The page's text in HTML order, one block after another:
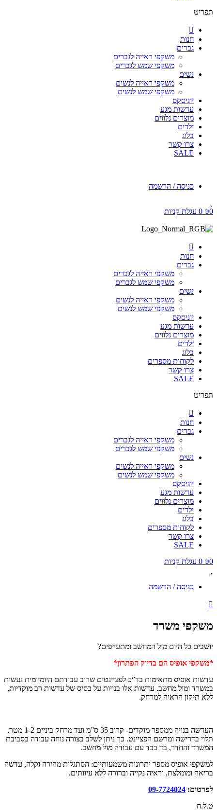
תפריט
חנות
גברים
משקפי ראייה לגברים
משקפי שמש לגברים
נשים
משקפי ראייה לנשים
משקפי שמש לנשים
יוניסקס
עדשות מגע
מוצרים נלווים
ילדים
בלוג
צרו קשר
SALE
כניסה / הרשמה
₪0
0 עגלת קניות
חנות
גברים
משקפי ראייה לגברים
משקפי שמש לגברים
נשים
משקפי ראייה לנשים
משקפי שמש לנשים
יוניסקס
עדשות מגע
מוצרים נלווים
ילדים
בלוג
לקוחות מספרים
צרו קשר
SALE
תפריט
חנות
גברים
משקפי ראייה לגברים
משקפי שמש לגברים
נשים
משקפי ראייה לנשים
משקפי שמש לנשים
יוניסקס
עדשות מגע
מוצרים נלווים
ילדים
בלוג
לקוחות מספרים
צרו קשר
SALE
₪0
0 עגלת קניות
כניסה / הרשמה
משקפי משרד
יושבים כל היום מול המחשב ומתעייפים?
*משקפי אופיס הם בדיוק הפתרון*
עדשות אופיס מתאימות בד”כ לפציינטים שרוב עבודתם היומיומית נעשית
במשרד ומול מחשב. עדשות אלו בנויות על בסיס של עדשות רב מוקדיות,
ללא תיקון הראיה למרחק.
העדשה בנויה ממספר מוקדים- קרוב 35 ס”מ ועד מרחק ביניים 1-2 מטר,
תלוי בדרישה ומרשם הפציינט. כך ניתן לשלב בצורה נוחה עבודה בסביבת
המשרד והחדר, בד בבד עם עבודה מול מחשב.
למשקפי אופיס מספר יתרונות משמעותיים: הסתגלות מהירה וקלה, עדשה
בריאה ומומלצת, וראיה נקייה וברורה ללא עיוותים.
לפרטים: 09-7724024
ט.ל.ח